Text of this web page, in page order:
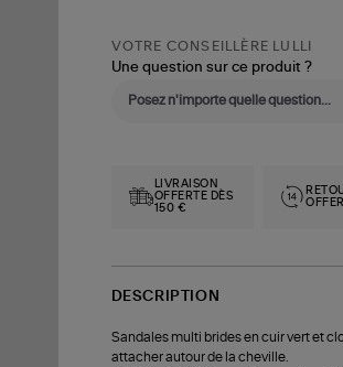
VOTRE CONSEILLÈRE LULLI
Une question sur ce produit ?
LIVRAISON
OFFERTE DÈS
150 €
DESCRIPTION
Sandales multi brides en cuir vert et
attacher autour de la cheville.